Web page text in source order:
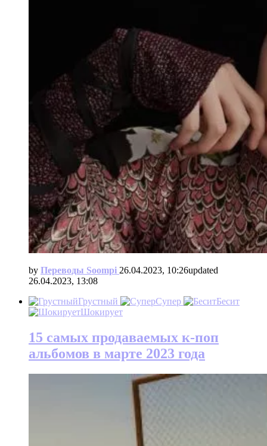
by Переводы Soompi 26.04.2023, 10:26updated
26.04.2023, 13:08
Грустный
Супер
Бесит
Шокирует
15 самых продаваемых к-поп
альбомов в марте 2023 года